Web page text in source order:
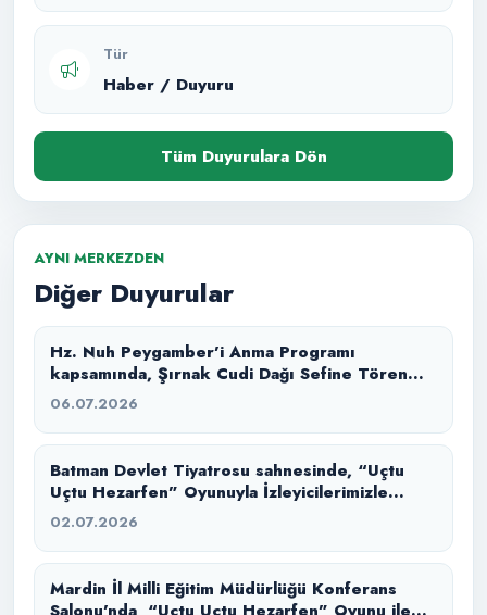
Tür
Haber / Duyuru
Tüm Duyurulara Dön
AYNI MERKEZDEN
Diğer Duyurular
Hz. Nuh Peygamber’i Anma Programı
kapsamında, Şırnak Cudi Dağı Sefine Tören
Alanı’nda “Büyük Tufan” masal anlatımı ile
06.07.2026
Batman Devlet Tiyatrosu sahnesinde, “Uçtu
Uçtu Hezarfen” Oyunuyla İzleyicilerimizle
Buluştuk.
02.07.2026
Mardin İl Milli Eğitim Müdürlüğü Konferans